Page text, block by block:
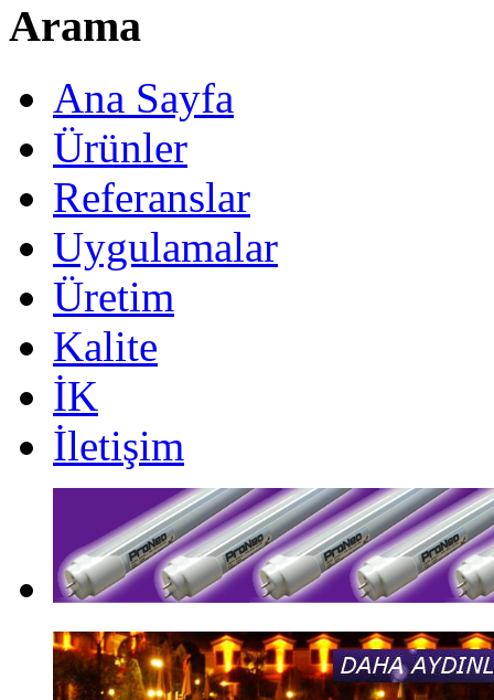
Arama
Ana Sayfa
Ürünler
Referanslar
Uygulamalar
Üretim
Kalite
İK
İletişim